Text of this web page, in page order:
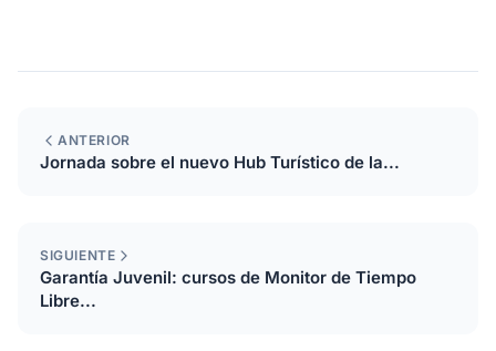
ANTERIOR
Jornada sobre el nuevo Hub Turístico de la...
SIGUIENTE
Garantía Juvenil: cursos de Monitor de Tiempo
Libre...